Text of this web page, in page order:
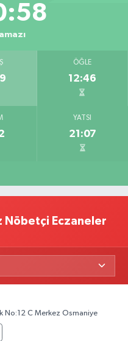
ÖĞLE
12:46
YATSI
21:07
Nöbetçi Eczaneler
No:12 C Merkez Osmaniye